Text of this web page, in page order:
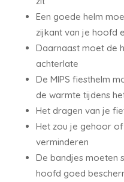
Een goede helm
zijkant van je hoofd
Daarnaast moet de
achterlate
De MIPS fiesthelm
de warmte tijdens
Het dragen van je
Het zou je gehoor
verminderen
De bandjes moeten
hoofd goed